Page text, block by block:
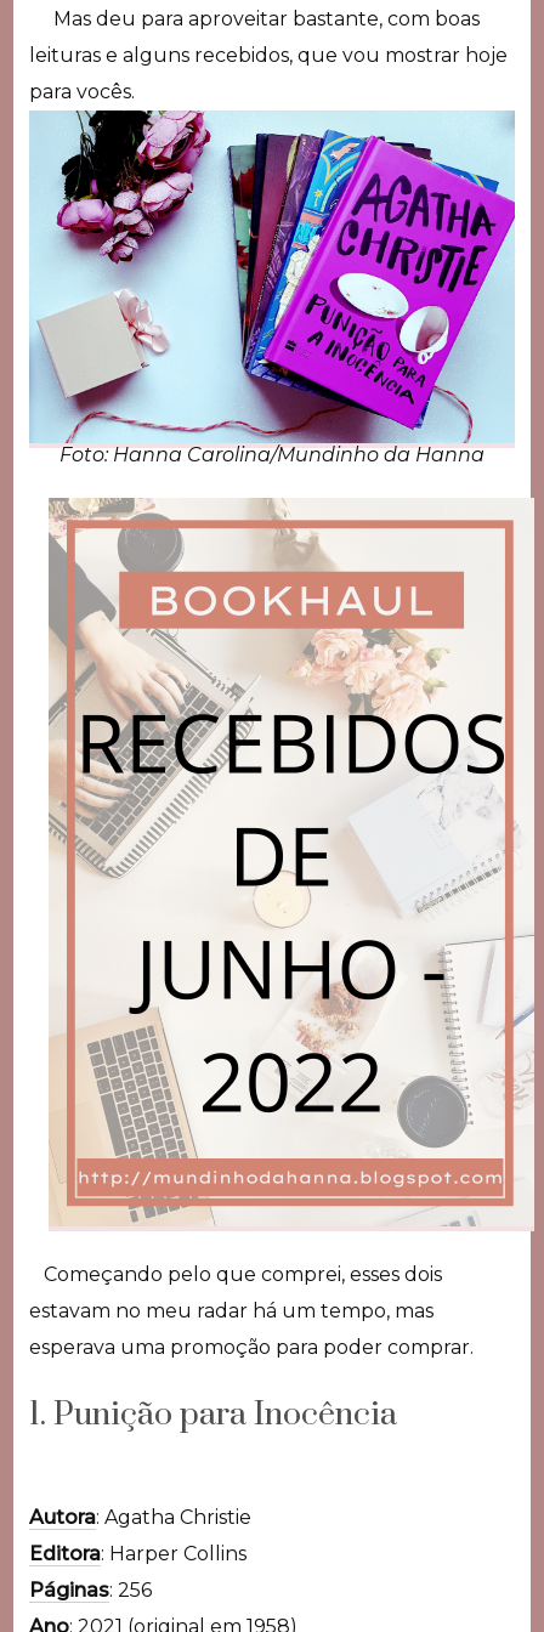
Mas deu para aproveitar bastante, com boas
leituras e alguns recebidos, que vou mostrar hoje
para vocês.
Foto: Hanna Carolina/Mundinho da Hanna
Começando pelo que comprei, esses dois
estavam no meu radar há um tempo, mas
esperava uma promoção para poder comprar.
1. Punição para Inocência
Autora: Agatha Christie
Editora: Harper Collins
Páginas: 256
Ano: 2021 (original em 1958)